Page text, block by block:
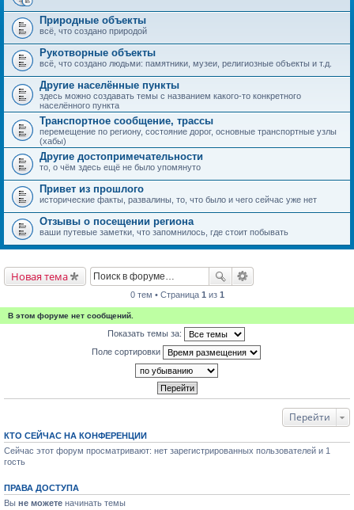
Природные объекты
всё, что создано природой
Рукотворные объекты
всё, что создано людьми: памятники, музеи, религиозные объекты и т.д.
Другие населённые пункты
здесь можно создавать темы с названием какого-то конкретного
населённого пункта
Транспортное сообщение, трассы
перемещение по региону, состояние дорог, основные транспортные узлы
(хабы)
Другие достопримечательности
то, о чём здесь ещё не было упомянуто
Привет из прошлого
исторические факты, развалины, то, что было и чего сейчас уже нет
Отзывы о посещении региона
ваши путевые заметки, что запомнилось, где стоит побывать
Новая тема
0 тем • Страница 1 из 1
В этом форуме нет сообщений.
Показать темы за:
Поле сортировки
Перейти
КТО СЕЙЧАС НА КОНФЕРЕНЦИИ
Сейчас этот форум просматривают: нет зарегистрированных пользователей и 1
гость
ПРАВА ДОСТУПА
Вы не можете начинать темы